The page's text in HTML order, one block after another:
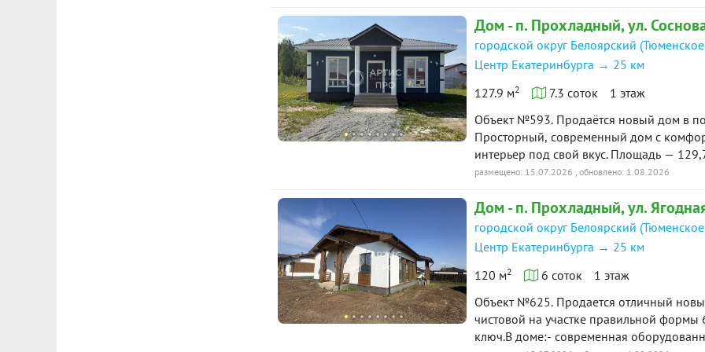
инженерные коммуникации• Тёплый
необходимости возможно выполнение
Свайно-ростверковый фундамент•
мм• Утепление перекрытия кровли —
Коммуникации:• Электричество 15 кВт•
виды сертификатов.✅ Полное
юридическое сопровождение и
покупателя. Звоните или пишите, чтобы
ID объекта в нашей базе: 17235
Дом - п. Прохладный, ул.
городской округ Белоярский
Центр Екатеринбурга → 25 км
127.9 м2 7.3 соток 1 этаж
Объект №593. Продаётся новый дом в посёлке Прохладный, КП «Ягодный Квартал»
Просторный, современный дом с
интерьер под свой вкус. Площадь —
помещения: — 3 изолированные
переходить к финишному ремонту —
или зону отдыха — тихая, аккуратная
инфраструктура Прохладного и
объекты в быстрой доступности. Дом
построенное жильё с хорошей площадью
размещено: 15.07.2026 , обновлено: 1.08.2026
Дом - п. Прохладный, ул.
городской округ Белоярский
Центр Екатеринбурга → 25 км
120 м2 6 соток 1 этаж
Объект №625. Продается отличный новый дом площадью 120м2 с отделкой под
чистовой на участке правильной
ключ.В доме:- современная